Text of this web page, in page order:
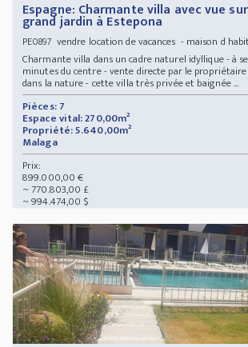
Espagne: Charmante villa avec vue
grand jardin à Estepona
PE0897 vendre location de vacances - maison d
Charmante villa dans un cadre naturel idyllique - à
minutes du centre - vente directe par le
dans la nature - cette villa très privée et baignée ...
Pièces: 7
Espace vital: 270,00m²
Propriété: 5.640,00m²
Malaga
Prix:
899.000,00 €
~ 770.803,00 £
~ 994.474,00 $